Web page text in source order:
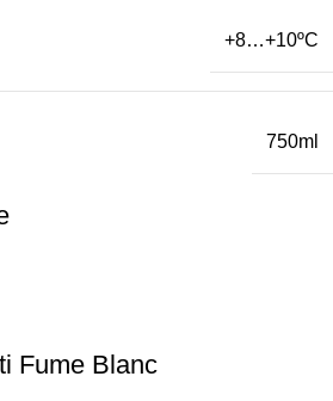
+8…+10ºC
750ml
Fume Blanc